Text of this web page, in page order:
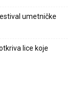
umetničke
lice koje